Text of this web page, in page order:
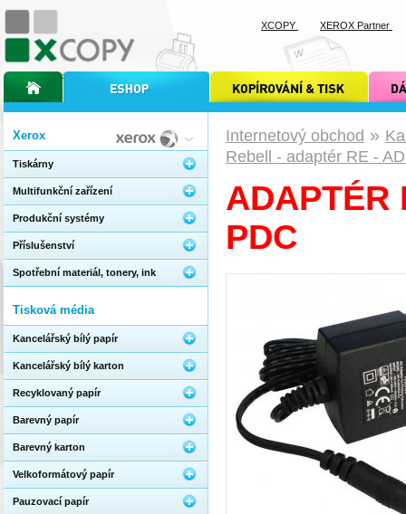
Internetový obchod »
Rebell - adaptér RE -
ADAPTÉR
PDC
Xerox
Tiskárny
Multifunkční zařízení
Produkční systémy
Příslušenství
Spotřební materiál, tonery, ink
Tisková média
Kancelářský bílý papír
Kancelářský bílý karton
Recyklovaný papír
Barevný papír
Barevný karton
Velkoformátový papír
Pauzovací papír
úvodní stránka xcopyinternetový obchod xcopy kopírování a tisk xcopy dárkové
XCOPY XEROX Partner